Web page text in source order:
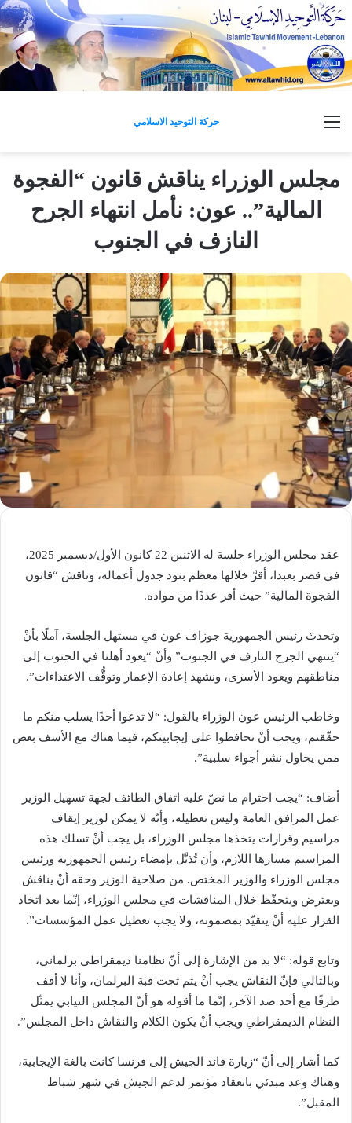
حركة التوحيد الاسلامي القائمة
مجلس الوزراء يناقش قانون “الفجوة
المالية”.. عون: نأمل انتهاء الجرح
النازف في الجنوب
عقد مجلس الوزراء جلسة له الاثنين 22 كانون الأول/ديسمبر 2025،
في قصر بعبدا، أقرَّ خلالها معظم بنود جدول أعماله، وناقش “قانون
الفجوة المالية” حيث أقر عددًا من مواده.
وتحدث رئيس الجمهورية جوزاف عون في مستهل الجلسة، آملًا بأنْ
“ينتهي الجرح النازف في الجنوب” وأنْ “يعود أهلنا في الجنوب إلى
مناطقهم ويعود الأسرى، ونشهد إعادة الإعمار وتوقُّف الاعتداءات”.
وخاطب الرئيس عون الوزراء بالقول: “لا تدعوا أحدًا يسلب منكم ما
حقّقتم، ويجب أنْ تحافظوا على إيجابيتكم، فيما هناك مع الأسف بعض
ممن يحاول نشر أجواء سلبية”.
أضاف: “يجب احترام ما نصّ عليه اتفاق الطائف لجهة تسهيل الوزير
عمل المرافق العامة وليس تعطيله، وأنّه لا يمكن لوزير إيقاف
مراسيم وقرارات يتخذها مجلس الوزراء، بل يجب أنْ تسلك هذه
المراسيم مسارها اللازم، وأن تُذيَّل بإمضاء رئيس الجمهورية ورئيس
مجلس الوزراء والوزير المختص. من صلاحية الوزير وحقه أنْ يناقش
ويعترض ويتحفّظ خلال المناقشات في مجلس الوزراء، إنّما بعد اتخاذ
القرار عليه أنْ يتقيّد بمضمونه، ولا يجب تعطيل عمل المؤسسات”.
وتابع قوله: “لا بد من الإشارة إلى أنّ نظامنا ديمقراطي برلماني،
وبالتالي فإنّ النقاش يجب أنْ يتم تحت قبة البرلمان، وأنا لا أقف
طرفًا مع أحد ضد الآخر، إنّما ما أقوله هو أنّ المجلس النيابي يمثّل
النظام الديمقراطي ويجب أنْ يكون الكلام والنقاش داخل المجلس”.
كما أشار إلى أنّ “زيارة قائد الجيش إلى فرنسا كانت بالغة الإيجابية،
وهناك وعد مبدئي بانعقاد مؤتمر لدعم الجيش في شهر شباط
المقبل”.